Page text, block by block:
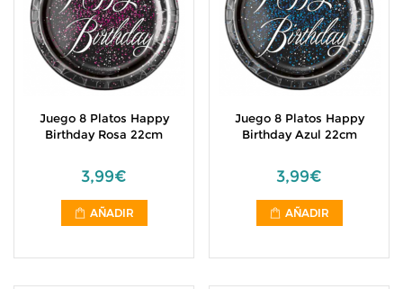
Juego 8 Platos Happy
Birthday Rosa 22cm
3,99€
AÑADIR
Juego 8 Platos Happy
Birthday Azul 22cm
3,99€
AÑADIR